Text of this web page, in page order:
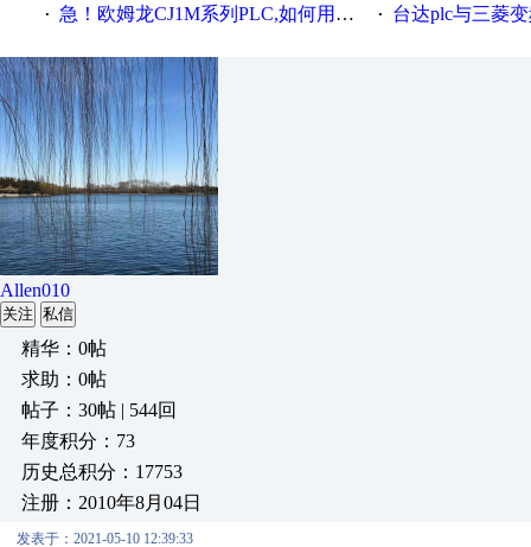
· 急！欧姆龙CJ1M系列PLC,如何用时间控制变频器。要求时间在组态王中可以自由输入！拜托各位大神了！ · 台达plc与三菱
Allen010
关注 私信
精华：0帖
求助：0帖
帖子：30帖 | 544回
年度积分：73
历史总积分：17753
注册：2010年8月04日
发表于：2021-05-10 12:39:33